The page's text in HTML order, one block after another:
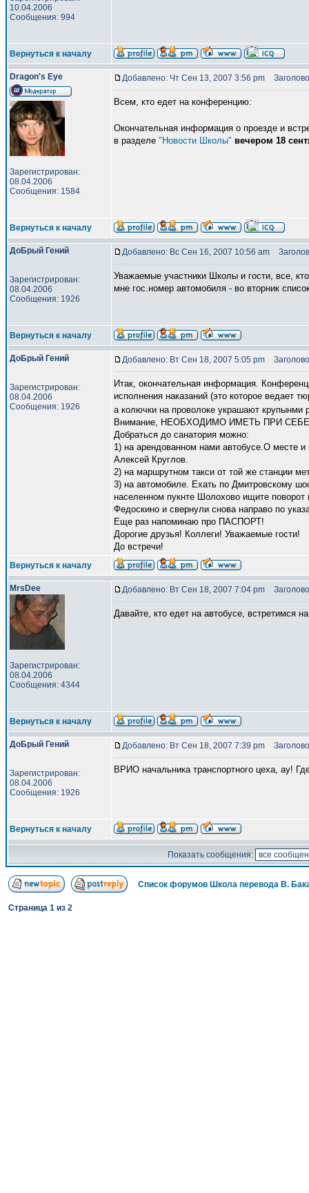
10.04.2006
Сообщения: 994
Вернуться к началу
Dragon's Eye
Зарегистрирован:
08.04.2006
Сообщения: 1584
Добавлено: Чт Сен 13, 2007 3:56 pm
Всем, кто едет на конференцию:
Окончательная информация о проезде и
в разделе "Новости Школы" вечером 18
Вернуться к началу
ДоБрый Гений
Зарегистрирован:
08.04.2006
Сообщения: 1926
Добавлено: Вс Сен 16, 2007 10:56 am
Уважаемые участники Школы и гости, все,
мне гос.номер автомобиля - во вторник
Вернуться к началу
ДоБрый Гений
Зарегистрирован:
08.04.2006
Сообщения: 1926
Добавлено: Вт Сен 18, 2007 5:05 pm
Итак, окончательная информация.
исполнения наказаний (это которое ведает
а колючки на проволоке украшают крупынми
Внимание, НЕОБХОДИМО ИМЕТЬ ПРИ
Добраться до санатория можно:
1) на арендованном нами автобусе.О месте
Алексей Круглов.
2) на маршрутном такси от той же станции
3) на автомобиле. Ехать по Дмитровскому
населенном пукнте Шолохово ищите
Федоскино и свернули снова направо по
Еще раз напоминаю про ПАСПОРТ!
Дорогие друзья! Коллеги! Уважаемые гости!
До встречи!
Вернуться к началу
MrsDee
Зарегистрирован:
08.04.2006
Сообщения: 4344
Добавлено: Вт Сен 18, 2007 7:04 pm
Давайте, кто едет на автобусе, встретимся
Вернуться к началу
ДоБрый Гений
Зарегистрирован:
08.04.2006
Сообщения: 1926
Добавлено: Вт Сен 18, 2007 7:39 pm
ВРИО начальника транспортного цеха, ау!
Вернуться к началу
Показать сообщения:
Список форумов Школа перевода В.
Страница 1 из 2